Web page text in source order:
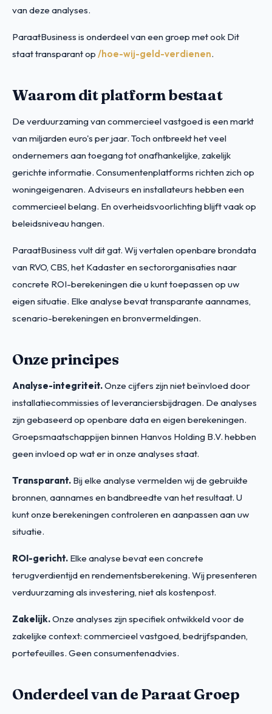
van deze analyses.
ParaatBusiness is onderdeel van een groep met ook Dit
staat transparant op /hoe-wij-geld-verdienen.
Waarom dit platform bestaat
De verduurzaming van commercieel vastgoed is een markt
van miljarden euro's per jaar. Toch ontbreekt het veel
ondernemers aan toegang tot onafhankelijke, zakelijk
gerichte informatie. Consumentenplatforms richten zich op
woningeigenaren. Adviseurs en installateurs hebben een
commercieel belang. En overheidsvoorlichting blijft vaak op
beleidsniveau hangen.
ParaatBusiness vult dit gat. Wij vertalen openbare brondata
van RVO, CBS, het Kadaster en sectororganisaties naar
concrete ROI-berekeningen die u kunt toepassen op uw
eigen situatie. Elke analyse bevat transparante aannames,
scenario-berekeningen en bronvermeldingen.
Onze principes
Analyse-integriteit.Onze cijfers zijn niet beïnvloed door
installatiecommissies of leveranciersbijdragen. De analyses
zijn gebaseerd op openbare data en eigen berekeningen.
Groepsmaatschappijen binnen Hanvos Holding B.V. hebben
geen invloed op wat er in onze analyses staat.
Transparant. Bij elke analyse vermelden wij de gebruikte
bronnen, aannames en bandbreedte van het resultaat. U
kunt onze berekeningen controleren en aanpassen aan uw
situatie.
ROI-gericht. Elke analyse bevat een concrete
terugverdientijd en rendementsberekening. Wij presenteren
verduurzaming als investering, niet als kostenpost.
Zakelijk.Onze analyses zijn specifiek ontwikkeld voor de
zakelijke context: commercieel vastgoed, bedrijfspanden,
portefeuilles. Geen consumentenadvies.
Onderdeel van de Paraat Groep